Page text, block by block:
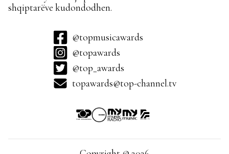
shqiptarëve kudondodhen.
@topmusicawards
@topawards
@top_awards
topawards@top-channel.tv